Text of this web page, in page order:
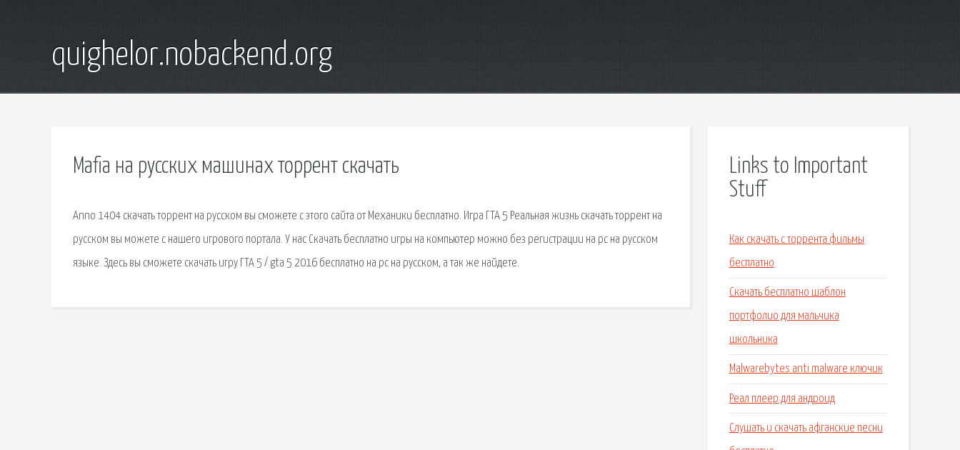
quighelor.nobackend.org
Mafia на русских машинах торрент скачать
Anno 1404 скачать торрент на русском вы сможете с этого сайта от Механики бесплатно. Игра ГТА 5 Реальная жизнь скачать торрент на
русском вы можете с нашего игрового портала. У нас Скачать бесплатно игры на компьютер можно без регистрации на pc на русском
языке. Здесь вы сможете скачать игру ГТА 5 / gta 5 2016 бесплатно на pc на русском, а так же найдете.
Links to Important
Stuff
Как скачать с торрента фильмы
бесплатно
Скачать бесплатно шаблон
портфолио для мальчика
школьника
Malwarebytes anti malware ключик
Реал плеер для андроид
Слушать и скачать афганские песни